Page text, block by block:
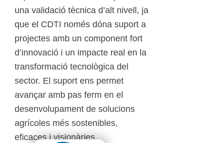
una validació tècnica d’alt nivell, ja
que el CDTI només dóna suport a
projectes amb un component fort
d’innovació i un impacte real en la
transformació tecnològica del
sector. El suport ens permet
avançar amb pas ferm en el
desenvolupament de solucions
agrícoles més sostenibles,
eficaces i visionàries.